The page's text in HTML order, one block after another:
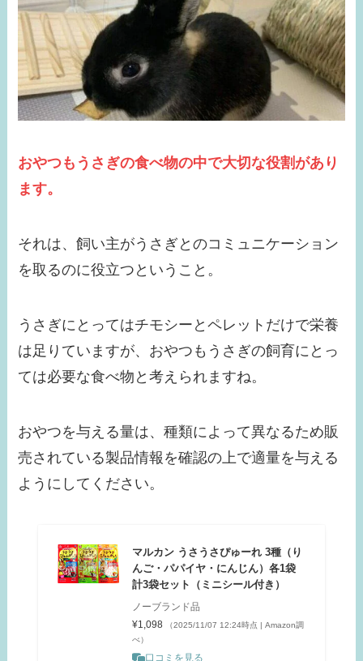
おやつもうさぎの食べ物の中で大切な役割があり
ます。
それは、飼い主がうさぎとのコミュニケーション
を取るのに役立つということ。
うさぎにとってはチモシーとペレットだけで栄養
は足りていますが、おやつもうさぎの飼育にとっ
ては必要な食べ物と考えられますね。
おやつを与える量は、種類によって異なるため販
売されている製品情報を確認の上で適量を与える
ようにしてください。
マルカン うさうさぴゅーれ 3種（り
んご・パパイヤ・にんじん）各1袋
計3袋セット（ミニシール付き）
ノーブランド品
¥1,098
（2025/11/07 12:24時点 | Amazon調
べ）
口コミを見る